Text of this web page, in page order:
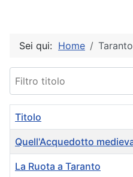
Sei qui: Home Taranto
Titolo
Quell'Acquedotto
La Ruota a Taranto